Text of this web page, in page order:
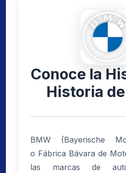
Conoce la
Historia
BMW (Bayerische
o Fábrica Bávara de
las marcas de